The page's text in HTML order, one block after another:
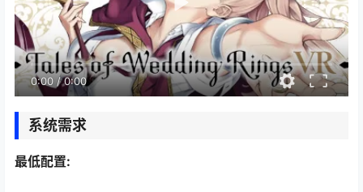
0:00/0:00
系统需求
最低配置: